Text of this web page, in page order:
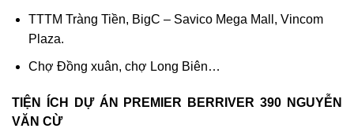
TTTM Tràng Tiền, BigC – Savico Mega Mall, Vincom
Plaza.
Chợ Đồng xuân, chợ Long Biên…
TIỆN ÍCH DỰ ÁN PREMIER BERRIVER 390 NGUYỄN
VĂN CỪ